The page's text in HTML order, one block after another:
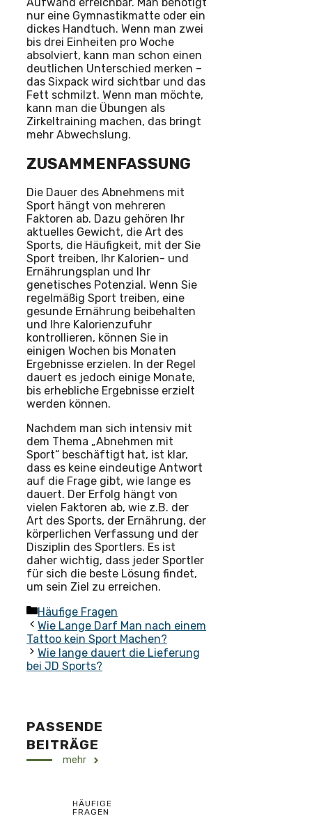
Aufwand erreichbar. Man benötigt
nur eine Gymnastikmatte oder ein
dickes Handtuch. Wenn man zwei
bis drei Einheiten pro Woche
absolviert, kann man schon einen
deutlichen Unterschied merken –
das Sixpack wird sichtbar und das
Fett schmilzt. Wenn man möchte,
kann man die Übungen als
Zirkeltraining machen, das bringt
mehr Abwechslung.
ZUSAMMENFASSUNG
Die Dauer des Abnehmens mit
Sport hängt von mehreren
Faktoren ab. Dazu gehören Ihr
aktuelles Gewicht, die Art des
Sports, die Häufigkeit, mit der Sie
Sport treiben, Ihr Kalorien- und
Ernährungsplan und Ihr
genetisches Potenzial. Wenn Sie
regelmäßig Sport treiben, eine
gesunde Ernährung beibehalten
und Ihre Kalorienzufuhr
kontrollieren, können Sie in
einigen Wochen bis Monaten
Ergebnisse erzielen. In der Regel
dauert es jedoch einige Monate,
bis erhebliche Ergebnisse erzielt
werden können.
Nachdem man sich intensiv mit
dem Thema „Abnehmen mit
Sport“ beschäftigt hat, ist klar,
dass es keine eindeutige Antwort
auf die Frage gibt, wie lange es
dauert. Der Erfolg hängt von
vielen Faktoren ab, wie z.B. der
Art des Sports, der Ernährung, der
körperlichen Verfassung und der
Disziplin des Sportlers. Es ist
daher wichtig, dass jeder Sportler
für sich die beste Lösung findet,
um sein Ziel zu erreichen.
Kategorien
Häufige Fragen
Wie Lange Darf Man nach einem
Tattoo kein Sport Machen?
Wie lange dauert die Lieferung
bei JD Sports?
PASSENDE
BEITRÄGE
mehr
HÄUFIGE
FRAGEN